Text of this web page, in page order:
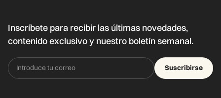
Inscríbete para recibir las últimas novedades,
contenido exclusivo y nuestro boletín semanal.
Suscribirse